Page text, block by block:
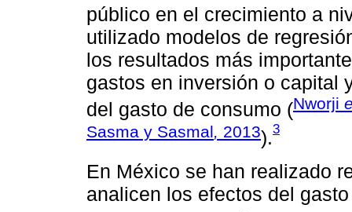
público en el crecimiento a
utilizado modelos de
los resultados más
gastos en inversión o capital
del gasto de consumo (Nworji
Sasma y Sasmal, 2013).3
En México se han realizado
analicen los efectos del